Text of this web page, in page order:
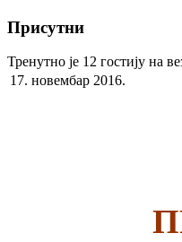
Присутни
Тренутно је 12 гостију на
17. новембар 2016.